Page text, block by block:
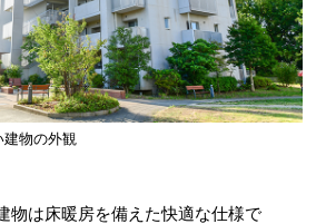
物の外観
物は床暖房を備えた快適な仕様で